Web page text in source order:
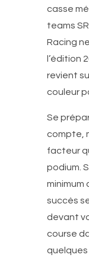
casse
teams
Racing
l’édition
revient
couleur
Se
compte,
facteur
podium.
minimum
succès
devant
course